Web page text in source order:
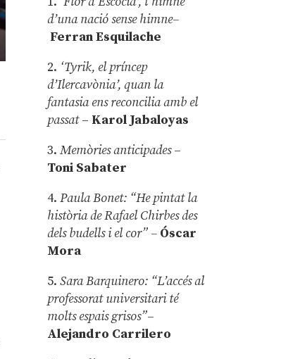
d’una nació sense himne–
Ferran Esquilache
2. ‘Tyrik, el príncep
d’Ilercavònia’, quan la
fantasia ens reconcilia amb el
passat– Karol Jabaloyas
3.Memòries anticipades–
Toni Sabater
4.Paula Bonet: “He pintat la
història de Rafael Chirbes des
dels budells i el cor” – Óscar
Mora
5.Sara Barquinero: “L’accés al
professorat universitari té
molts espais grisos”–
Alejandro Carrilero